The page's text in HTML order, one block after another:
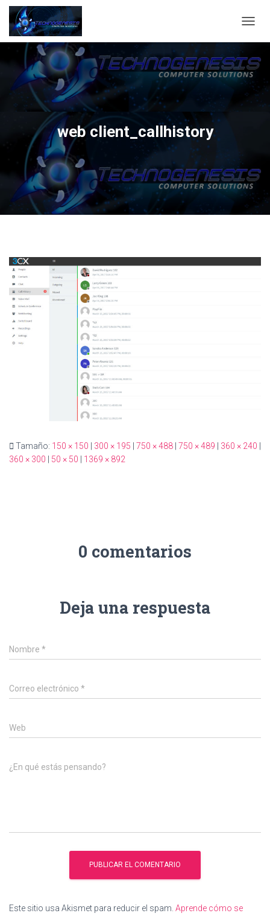
A
B
I
A
E
N
A
E
I
web client_callhistory
Tamaño: 150 × 150 300 × 195 750 × 488 750 × 489 360 × 240
360 × 300
50 × 50 1369 × 892
0 comentarios
Deja una respuesta
Nombre *
Correo electrónico *
Web
¿En qué estás pensando?
Este sitio usa Akismet para reducir el spam. Aprende cómo se